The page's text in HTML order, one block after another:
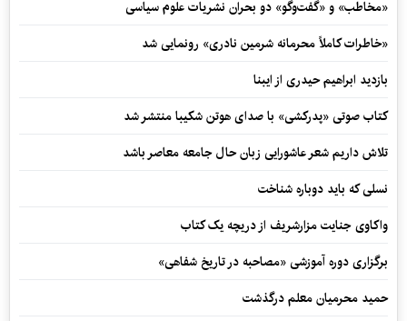
«مخاطب» و «گفت‌وگو» دو بحران نشریات علوم سیاسی
«خاطرات کاملاً محرمانه شرمین نادری» رونمایی شد
بازدید ابراهیم حیدری از ایبنا
کتاب صوتی «پدرکشی» با صدای هوتن شکیبا منتشر شد
تلاش داریم شعر عاشورایی زبان حال جامعه معاصر باشد
نسلی که باید دوباره شناخت
واکاوی جنایت مزارشریف از دریچه یک کتاب
برگزاری دوره آموزشی «مصاحبه در تاریخ شفاهی»
حمید محرمیان معلم درگذشت